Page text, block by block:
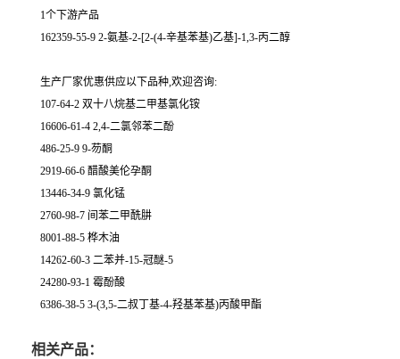
1个下游产品
162359-55-9 2-氨基-2-[2-(4-辛基苯基)乙基]-1,3-丙二醇
生产厂家优惠供应以下品种,欢迎咨询:
107-64-2 双十八烷基二甲基氯化铵
16606-61-4 2,4-二氯邻苯二酚
486-25-9 9-芴酮
2919-66-6 醋酸美伦孕酮
13446-34-9 氯化锰
2760-98-7 间苯二甲酰肼
8001-88-5 桦木油
14262-60-3 二苯并-15-冠醚-5
24280-93-1 霉酚酸
6386-38-5 3-(3,5-二叔丁基-4-羟基苯基)丙酸甲酯
相关产品：